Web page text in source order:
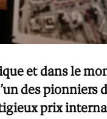
et dans le
des pionniers
prix